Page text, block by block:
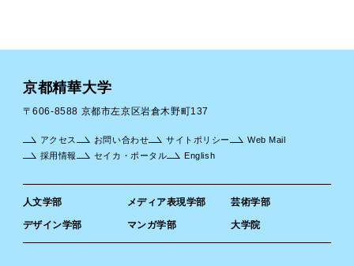
京都精華大学
〒606-8588 京都市左京区岩倉木野町137
人文学部 メディア表現学部 芸術学部
デザイン学部 マンガ学部 大学院
アクセス お問い合わせ サイトポリシー
Web Mail
採用情報
セイカ・ポータル English